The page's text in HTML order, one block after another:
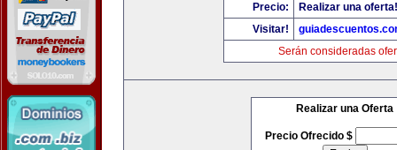
Precio:
Realizar una oferta!
Visitar!
Serán consideradas
Realizar una Oferta
Precio Ofrecido $